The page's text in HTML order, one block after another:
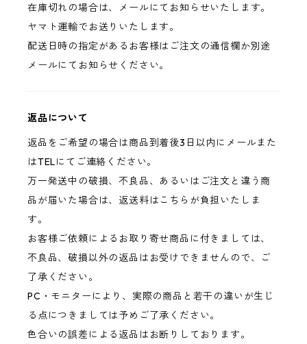
在庫切れの場合は、メールにてお知らせいたします。
ヤマト運輸でお送りいたします。
配送日時の指定があるお客様はご注文の通信欄か別途
メールにてお知らせください。
返品について
返品をご希望の場合は商品到着後3日以内にメールまた
はTELにてご連絡ください。
万一発送中の破損、不良品、あるいはご注文と違う商
品が届いた場合は、返送料はこちらが負担いたしま
す。
お客様ご依頼によるお取り寄せ商品に付きましては、
不良品、破損以外の返品はお受けできませんので、ご
了承ください。
PC・モニターにより、実際の商品と若干の違いが生じ
る点につきましては予めご了承ください。
色合いの誤差による返品はお断りしております。